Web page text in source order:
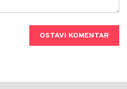
OSTAVI KOMENTAR